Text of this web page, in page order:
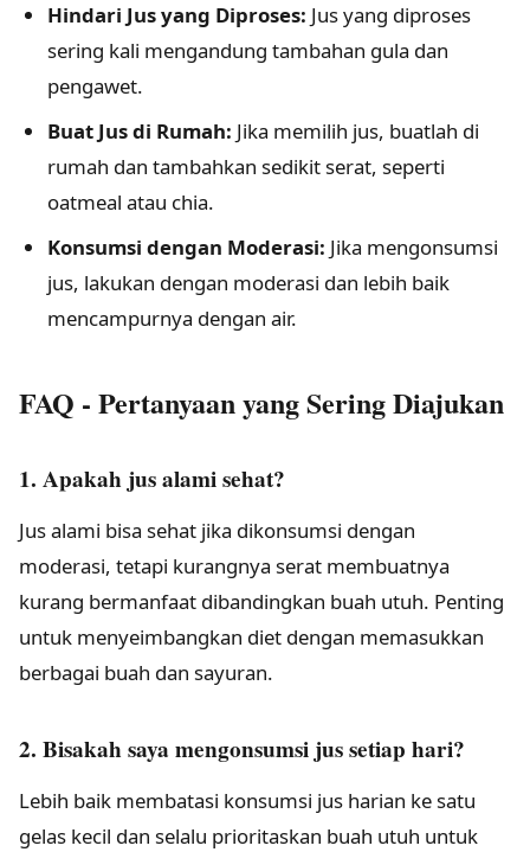
Hindari Jus yang Diproses: Jus yang diproses
sering kali mengandung tambahan gula dan
pengawet.
Buat Jus di Rumah: Jika memilih jus, buatlah di
rumah dan tambahkan sedikit serat, seperti
oatmeal atau chia.
Konsumsi dengan Moderasi: Jika mengonsumsi
jus, lakukan dengan moderasi dan lebih baik
mencampurnya dengan air.
FAQ - Pertanyaan yang Sering Diajukan
1. Apakah jus alami sehat?
Jus alami bisa sehat jika dikonsumsi dengan
moderasi, tetapi kurangnya serat membuatnya
kurang bermanfaat dibandingkan buah utuh. Penting
untuk menyeimbangkan diet dengan memasukkan
berbagai buah dan sayuran.
2. Bisakah saya mengonsumsi jus setiap hari?
Lebih baik membatasi konsumsi jus harian ke satu
gelas kecil dan selalu prioritaskan buah utuh untuk